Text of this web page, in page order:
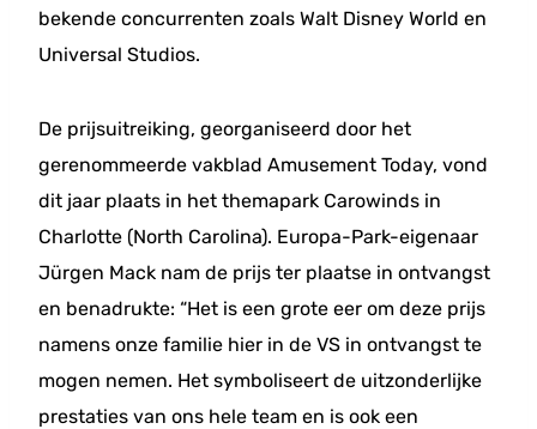
bekende concurrenten zoals Walt Disney World en
Universal Studios.
De prijsuitreiking, georganiseerd door het
gerenommeerde vakblad Amusement Today, vond
dit jaar plaats in het themapark Carowinds in
Charlotte (North Carolina). Europa-Park-eigenaar
Jürgen Mack nam de prijs ter plaatse in ontvangst
en benadrukte: “Het is een grote eer om deze prijs
namens onze familie hier in de VS in ontvangst te
mogen nemen. Het symboliseert de uitzonderlijke
prestaties van ons hele team en is ook een